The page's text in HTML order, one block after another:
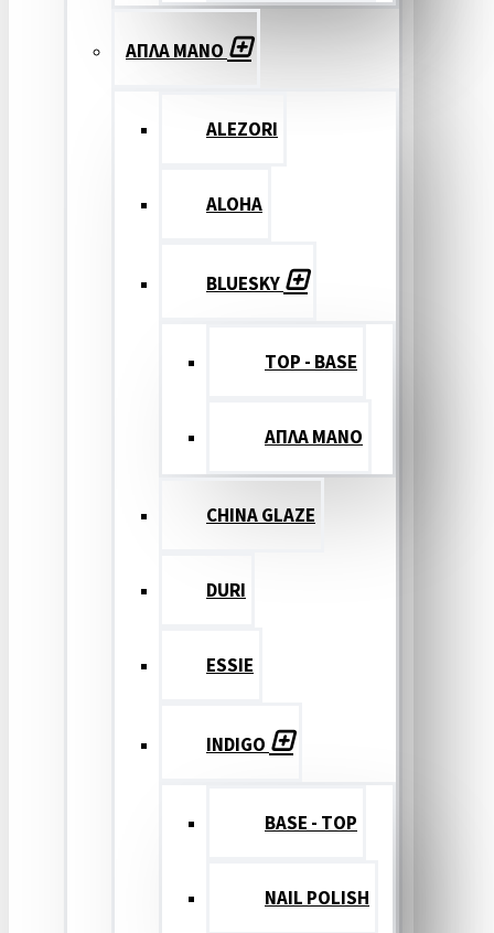
ΑΠΛΑ ΜΑΝΟ
ALEZORI
ALOHA
BLUESKY
TOP - BASE
ΑΠΛΑ ΜΑΝΟ
CHINA GLAZE
DURI
ESSIE
INDIGO
BASE - TOP
NAIL POLISH